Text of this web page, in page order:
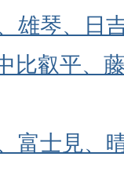
雄琴、日
比叡平、
富士見、